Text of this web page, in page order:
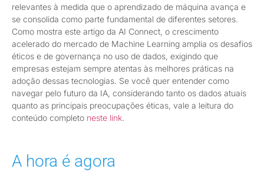
relevantes à medida que o aprendizado de máquina avança e
se consolida como parte fundamental de diferentes setores.
Como mostra este artigo da AI Connect, o crescimento
acelerado do mercado de Machine Learning amplia os desafios
éticos e de governança no uso de dados, exigindo que
empresas estejam sempre atentas às melhores práticas na
adoção dessas tecnologias. Se você quer entender como
navegar pelo futuro da IA, considerando tanto os dados atuais
quanto as principais preocupações éticas, vale a leitura do
conteúdo completo neste link.
A hora é agora